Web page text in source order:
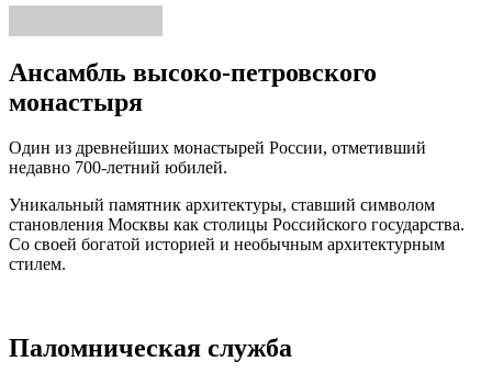
Ансамбль высоко-петровского
монастыря
Один из древнейших монастырей России, отметивший
недавно 700-летний юбилей.
Уникальный памятник архитектуры, ставший символом
становления Москвы как столицы Российского государства.
Со своей богатой историей и необычным архитектурным
стилем.
Паломническая служба